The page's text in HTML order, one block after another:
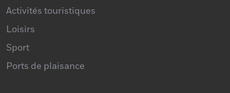
Activités touristiques
Loisirs
Sport
Ports de plaisance